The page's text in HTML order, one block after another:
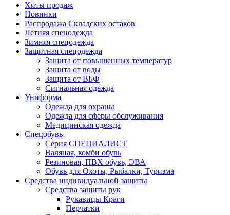
Хиты продаж
Новинки
Распродажа Складских остаков
Летняя спецодежда
Зимняя спецодежда
Защитная спецодежда
Защита от повышенных температур
Защита от воды
Защита от ВБФ
Сигнальная одежда
Униформа
Одежда для охраны
Одежда для сферы обслуживания
Медицинская одежда
Спецобувь
Серия СПЕЦИАЛИСТ
Валяная, комби обувь
Резиновая, ПВХ обувь, ЭВА
Обувь для Охоты, Рыбалки, Туризма
Средства индивидуальной защиты
Средства защиты рук
Рукавицы Краги
Перчатки